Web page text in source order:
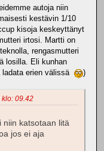
autoja niin
kestävin 1/10
kisoja keskeyttänyt
irtosi. Martti on
rengasmutteri
losilla. Eli kunhan
erien välissä
)
09.42
niin katsotaan litä
jos ei aja